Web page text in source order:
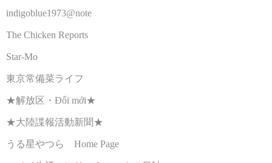
indigoblue1973@note
The Chicken Reports
Star-Mo
東京常備菜ライフ
★解放区・Đổi mới★
★大陸諜報活動新聞★
うる星やつら Home Page